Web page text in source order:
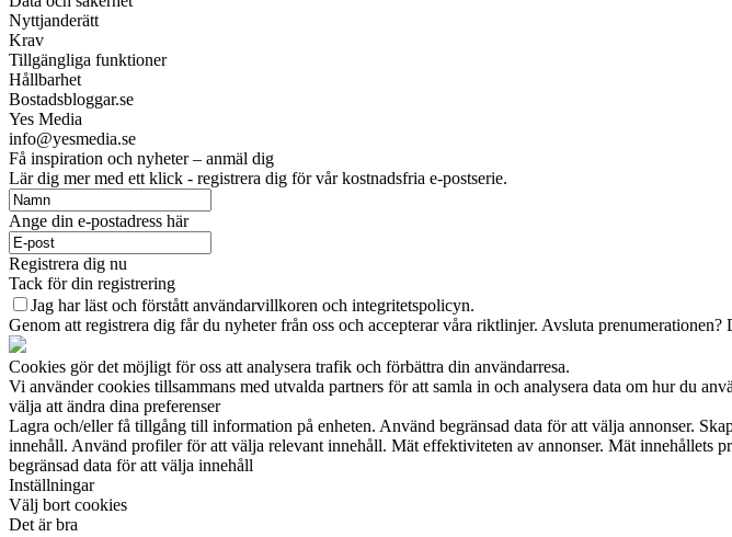
Nyttjanderätt
Krav
Tillgängliga funktioner
Hållbarhet
Bostadsbloggar.se
Yes Media
info@yesmedia.se
Få inspiration och nyheter – anmäl dig
Lär dig mer med ett klick - registrera dig för vår kostnadsfria e-postserie.
Ange din e-postadress här
Registrera dig nu
Tack för din registrering
Jag har läst och förstått användarvillkoren och integritetspolicyn.
Genom att registrera dig får du nyheter från oss och accepterar våra riktlinjer. Avsluta prenumerationen?
Cookies gör det möjligt för oss att analysera trafik och förbättra din användarresa.
Vi använder cookies tillsammans med utvalda partners för att samla in och analysera data om hur du
välja att ändra dina preferenser
Lagra och/eller få tillgång till information på enheten. Använd begränsad data för att välja annonser.
innehåll. Använd profiler för att välja relevant innehåll. Mät effektiviteten av annonser. Mät innehållets
begränsad data för att välja innehåll
Inställningar
Välj bort cookies
Det är bra